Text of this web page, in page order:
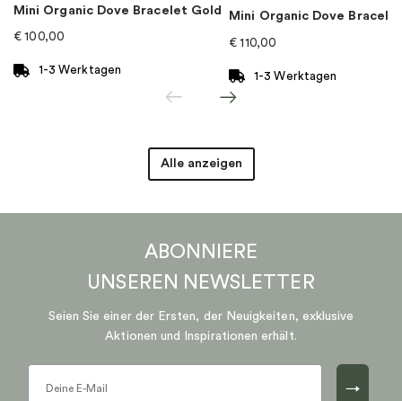
Mini Organic Dove Bracelet Gold
€ 100,00
1-3 Werktagen
Mini Organic Dove
€ 110,00
1-3 Werktagen
Alle anzeigen
ABONNIERE
UNSEREN NEWSLETTER
Seien Sie einer der Ersten, der Neuigkeiten, exklusive
Aktionen und Inspirationen erhält.
→